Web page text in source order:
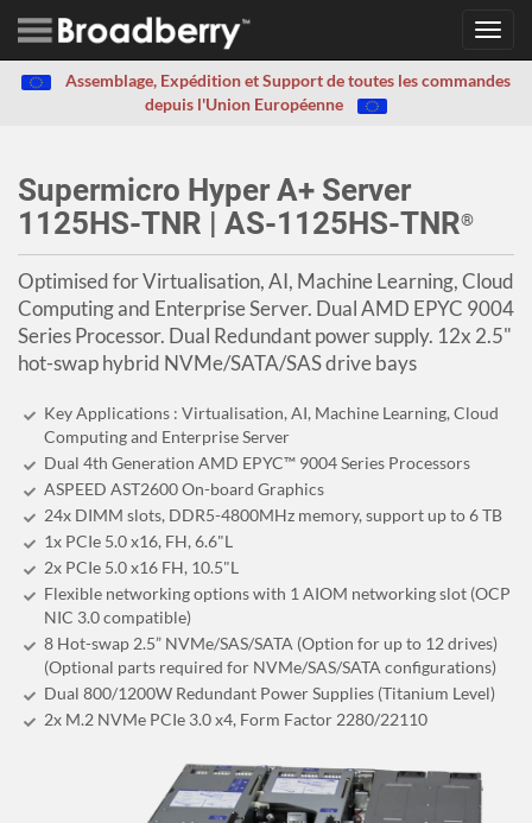
Assemblage, Expédition et Support de toutes les commandes
depuis l'Union Européenne
Supermicro Hyper A+ Server
1125HS-TNR | AS-1125HS-TNR®
Optimised for Virtualisation, AI, Machine Learning, Cloud
Computing and Enterprise Server. Dual AMD EPYC 9004
Series Processor. Dual Redundant power supply. 12x 2.5"
hot-swap hybrid NVMe/SATA/SAS drive bays
Key Applications : Virtualisation, AI, Machine Learning, Cloud
Computing and Enterprise Server
Dual 4th Generation AMD EPYC™ 9004 Series Processors
ASPEED AST2600 On-board Graphics
24x DIMM slots, DDR5-4800MHz memory, support up to 6 TB
1x PCIe 5.0 x16, FH, 6.6"L
2x PCIe 5.0 x16 FH, 10.5"L
Flexible networking options with 1 AIOM networking slot (OCP
NIC 3.0 compatible)
8 Hot-swap 2.5” NVMe/SAS/SATA (Option for up to 12 drives)
(Optional parts required for NVMe/SAS/SATA configurations)
Dual 800/1200W Redundant Power Supplies (Titanium Level)
2x M.2 NVMe PCIe 3.0 x4, Form Factor 2280/22110